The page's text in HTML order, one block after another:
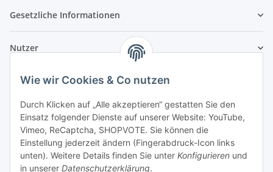
Wie wir Cookies & Co nutzen
Durch Klicken auf „Alle akzeptieren“ gestatten Sie den
Einsatz folgender Dienste auf unserer Website: YouTube,
Vimeo, ReCaptcha, SHOPVOTE. Sie können die
Einstellung jederzeit ändern (Fingerabdruck-Icon links
unten). Weitere Details finden Sie unter Konfigurieren und
in unserer Datenschutzerklärung.
Gesetzliche Informationen
Nutzer